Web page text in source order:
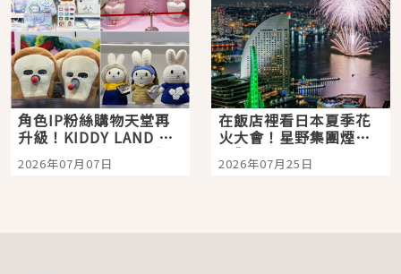
角色IP粉絲購物天堂再
升級！KIDDY LAND 原
宿店吉伊卡哇迎客，新
開幕 OMOKADO 店3分
2026年07月07日
在飯店裡看日本夏季花
火大會！星野集團煙火
景觀飯店6選，讓你不用
人擠人悠閒欣賞
2026年07月25日